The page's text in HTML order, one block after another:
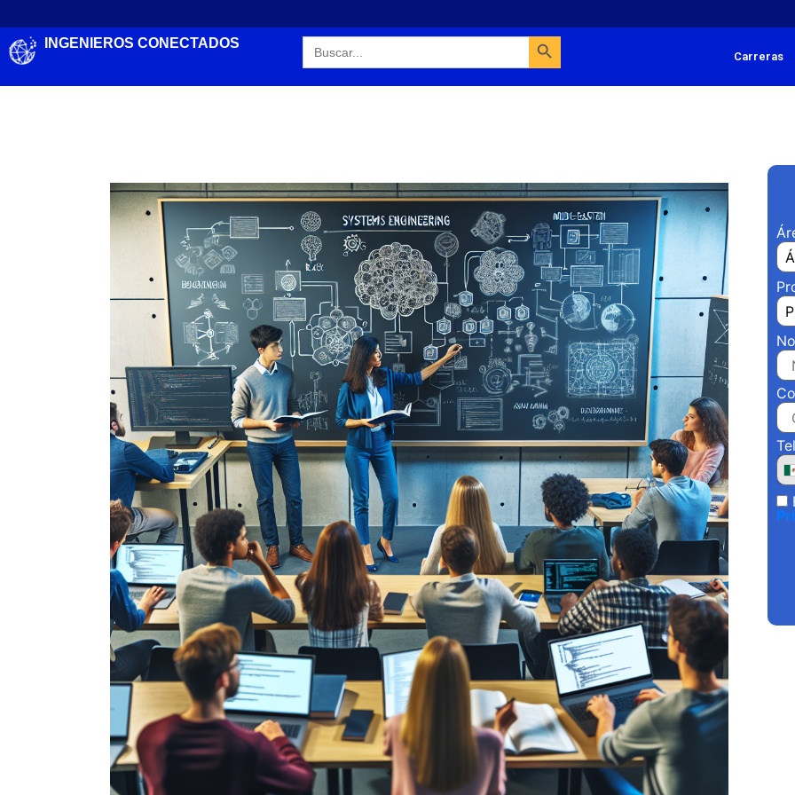
INGENIEROS CONECTADOS
Search
for:
Search Button
Carreras